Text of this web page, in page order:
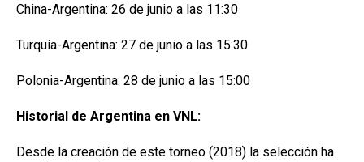
China-Argentina: 26 de junio a las 11:30
Turquía-Argentina: 27 de junio a las 15:30
Polonia-Argentina: 28 de junio a las 15:00
Historial de Argentina en VNL:
Desde la creación de este torneo (2018) la selección ha